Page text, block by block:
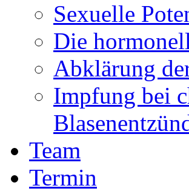
Sexuelle
Die
Abklärung
Impfung bei
Team
Termin